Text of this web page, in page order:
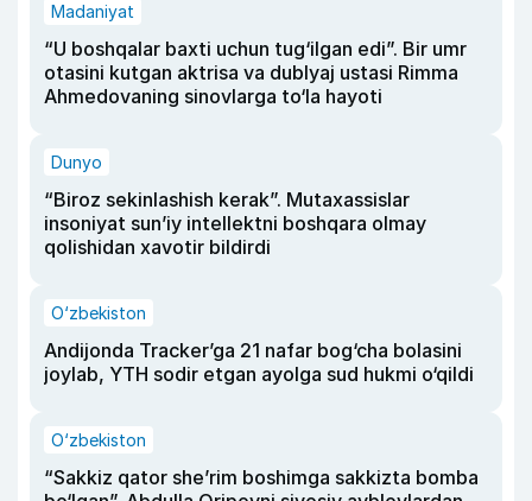
Madaniyat
“U boshqalar baxti uchun tug‘ilgan edi”. Bir umr
otasini kutgan aktrisa va dublyaj ustasi Rimma
Ahmedovaning sinovlarga to‘la hayoti
Dunyo
“Biroz sekinlashish kerak”. Mutaxassislar
insoniyat sun’iy intellektni boshqara olmay
qolishidan xavotir bildirdi
O‘zbekiston
Andijonda Tracker’ga 21 nafar bog‘cha bolasini
joylab, YTH sodir etgan ayolga sud hukmi o‘qildi
O‘zbekiston
“Sakkiz qator she’rim boshimga sakkizta bomba